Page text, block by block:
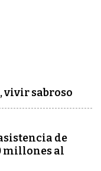
vivir sabroso
de
millones al